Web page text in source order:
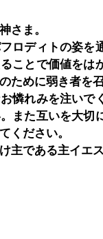
さま。
ロディトの姿を
ことで価値をは
ために弱き者を
憐れみを注いで
また互いを大切
ください。
主である主イエ